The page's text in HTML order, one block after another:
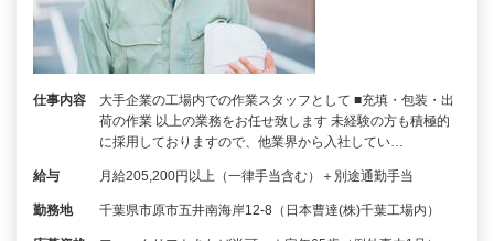
仕事内容
大手企業の工場内での作業スタッフとして ■充填・包装・出
荷の作業 以上の業務をお任せ致します 未経験の方も積極的
に採用しておりますので、他業界から入社してい…
給与 月給205,200円以上（一律手当含む）＋別途通勤手当
勤務地 千葉県市原市五井南海岸12-8（日本曹達(株)千葉工場内）